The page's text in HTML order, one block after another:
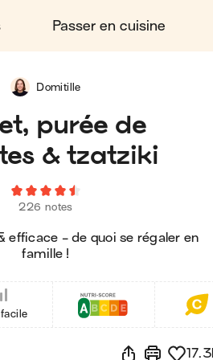
Passer en cuisine
purée de
& tzatziki
226 notes
efficace - de quoi se régaler en
famille !
Domitille